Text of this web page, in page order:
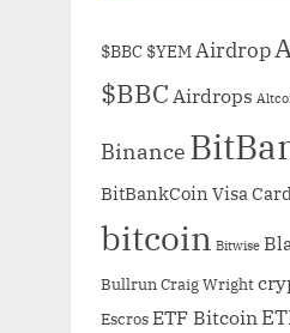
$BBC $YEMAirdrop
$BBCAirdrops
Binance
BitBankCoin Visa
bitcoin Bitwise
BullrunCraig Wright
EscrosETF Bitcoin